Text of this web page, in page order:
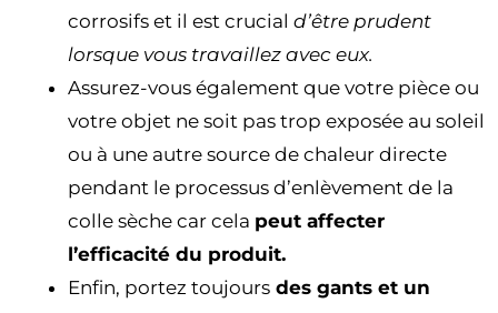
corrosifs et il est crucial d’être prudent
lorsque vous travaillez avec eux.
Assurez-vous également que votre pièce ou
votre objet ne soit pas trop exposée au soleil
ou à une autre source de chaleur directe
pendant le processus d’enlèvement de la
colle sèche car cela peut affecter
l’efficacité du produit.
Enfin, portez toujours des gants et un